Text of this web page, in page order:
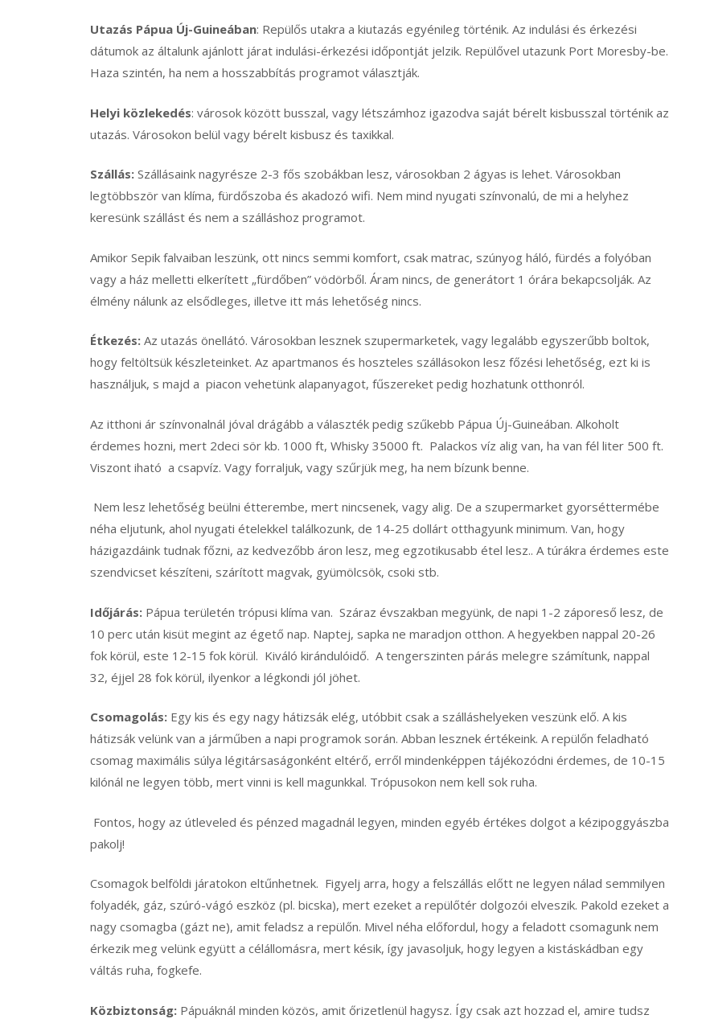
Utazás Pápua Új-Guineában: Repülős utakra a kiutazás egyénileg történik. Az indulási és érkezési
dátumok az általunk ajánlott járat indulási-érkezési időpontját jelzik. Repülővel utazunk Port Moresby-be.
Haza szintén, ha nem a hosszabbítás programot választják.
Helyi közlekedés: városok között busszal, vagy létszámhoz igazodva saját bérelt kisbusszal történik az
utazás. Városokon belül vagy bérelt kisbusz és taxikkal.
Szállás: Szállásaink nagyrésze 2-3 fős szobákban lesz, városokban 2 ágyas is lehet. Városokban
legtöbbször van klíma, fürdőszoba és akadozó wifi. Nem mind nyugati színvonalú, de mi a helyhez
keresünk szállást és nem a szálláshoz programot.
Amikor Sepik falvaiban leszünk, ott nincs semmi komfort, csak matrac, szúnyog háló, fürdés a folyóban
vagy a ház melletti elkerített „fürdőben” vödörből. Áram nincs, de generátort 1 órára bekapcsolják. Az
élmény nálunk az elsődleges, illetve itt más lehetőség nincs.
Étkezés: Az utazás önellátó. Városokban lesznek szupermarketek, vagy legalább egyszerűbb boltok,
hogy feltöltsük készleteinket. Az apartmanos és hoszteles szállásokon lesz főzési lehetőség, ezt ki is
használjuk, s majd a piacon vehetünk alapanyagot, fűszereket pedig hozhatunk otthonról.
Az itthoni ár színvonalnál jóval drágább a választék pedig szűkebb Pápua Új-Guineában. Alkoholt
érdemes hozni, mert 2deci sör kb. 1000 ft, Whisky 35000 ft. Palackos víz alig van, ha van fél liter 500 ft.
Viszont iható a csapvíz. Vagy forraljuk, vagy szűrjük meg, ha nem bízunk benne.
Nem lesz lehetőség beülni étterembe, mert nincsenek, vagy alig. De a szupermarket gyorséttermébe
néha eljutunk, ahol nyugati ételekkel találkozunk, de 14-25 dollárt otthagyunk minimum. Van, hogy
házigazdáink tudnak főzni, az kedvezőbb áron lesz, meg egzotikusabb étel lesz.. A túrákra érdemes este
szendvicset készíteni, szárított magvak, gyümölcsök, csoki stb.
Időjárás: Pápua területén trópusi klíma van. Száraz évszakban megyünk, de napi 1-2 záporeső lesz, de
10 perc után kisüt megint az égető nap. Naptej, sapka ne maradjon otthon. A hegyekben nappal 20-26
fok körül, este 12-15 fok körül. Kiváló kirándulóidő. A tengerszinten párás melegre számítunk, nappal
32, éjjel 28 fok körül, ilyenkor a légkondi jól jöhet.
Csomagolás: Egy kis és egy nagy hátizsák elég, utóbbit csak a szálláshelyeken veszünk elő. A kis
hátizsák velünk van a járműben a napi programok során. Abban lesznek értékeink. A repülőn feladható
csomag maximális súlya légitársaságonként eltérő, erről mindenképpen tájékozódni érdemes, de 10-15
kilónál ne legyen több, mert vinni is kell magunkkal. Trópusokon nem kell sok ruha.
Fontos, hogy az útleveled és pénzed magadnál legyen, minden egyéb értékes dolgot a kézipoggyászba
pakolj!
Csomagok belföldi járatokon eltűnhetnek. Figyelj arra, hogy a felszállás előtt ne legyen nálad semmilyen
folyadék, gáz, szúró-vágó eszköz (pl. bicska), mert ezeket a repülőtér dolgozói elveszik. Pakold ezeket a
nagy csomagba (gázt ne), amit feladsz a repülőn. Mivel néha előfordul, hogy a feladott csomagunk nem
érkezik meg velünk együtt a célállomásra, mert késik, így javasoljuk, hogy legyen a kistáskádban egy
váltás ruha, fogkefe.
Közbiztonság: Pápuáknál minden közös, amit őrizetlenül hagysz. Így csak azt hozzad el, amire tudsz